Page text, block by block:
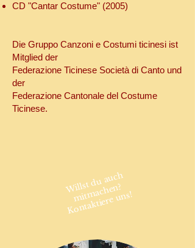
CD "Cantar Costume" (2005)
Die Gruppo Canzoni e Costumi ticinesi ist
Mitglied der
Federazione Ticinese Società di Canto und
der
Federazione Cantonale del Costume
Ticinese.
Willst
d
u a
uc
h
mit
mac
he
n?
Kontaktiere uns!